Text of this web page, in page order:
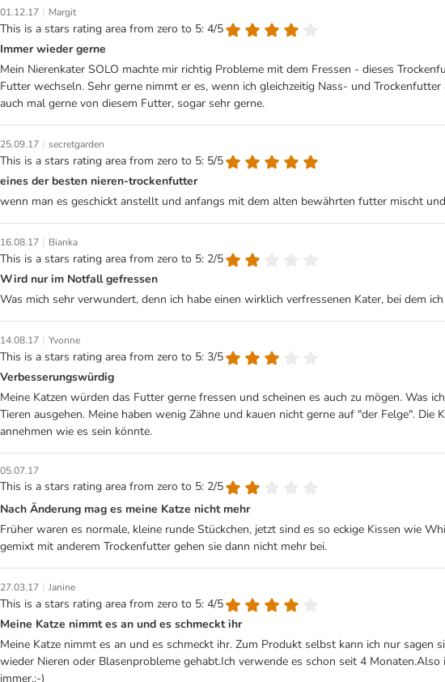
01.12.17 | Margit
This is a stars rating area from zero to 5: 4/5
Immer wieder gerne
Mein Nierenkater SOLO machte mir richtig Probleme mit dem Fressen - dieses
Futter wechseln. Sehr gerne nimmt er es, wenn ich gleichzeitig Nass- und
auch mal gerne von diesem Futter, sogar sehr gerne.
25.09.17 | secretgarden
This is a stars rating area from zero to 5: 5/5
eines der besten nieren-trockenfutter
wenn man es geschickt anstellt und anfangs mit dem alten bewährten futter mischt
16.08.17 | Bianka
This is a stars rating area from zero to 5: 2/5
Wird nur im Notfall gefressen
Was mich sehr verwundert, denn ich habe einen wirklich verfressenen Kater, bei dem
14.08.17 | Yvonne
This is a stars rating area from zero to 5: 3/5
Verbesserungswürdig
Meine Katzen würden das Futter gerne fressen und scheinen es auch zu mögen. Was
Tieren ausgehen. Meine haben wenig Zähne und kauen nicht gerne auf "der Felge".
annehmen wie es sein könnte.
05.07.17
This is a stars rating area from zero to 5: 2/5
Nach Änderung mag es meine Katze nicht mehr
Früher waren es normale, kleine runde Stückchen, jetzt sind es so eckige Kissen wie
gemixt mit anderem Trockenfutter gehen sie dann nicht mehr bei.
27.03.17 | Janine
This is a stars rating area from zero to 5: 4/5
Meine Katze nimmt es an und es schmeckt ihr
Meine Katze nimmt es an und es schmeckt ihr. Zum Produkt selbst kann ich nur sagen
wieder Nieren oder Blasenprobleme gehabt.Ich verwende es schon seit 4
immer.:-)